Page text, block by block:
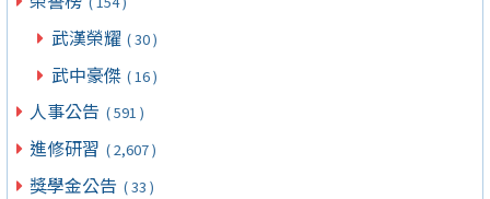
武漢榮耀 ( 30 )
武中豪傑 ( 16 )
人事公告 ( 591 )
進修研習 ( 2,607 )
獎學金公告 ( 33 )